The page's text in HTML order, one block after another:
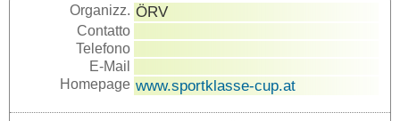
Organizz. ÖRV
Contatto
Telefono
E-Mail
Homepage www.sportklasse-cup.at